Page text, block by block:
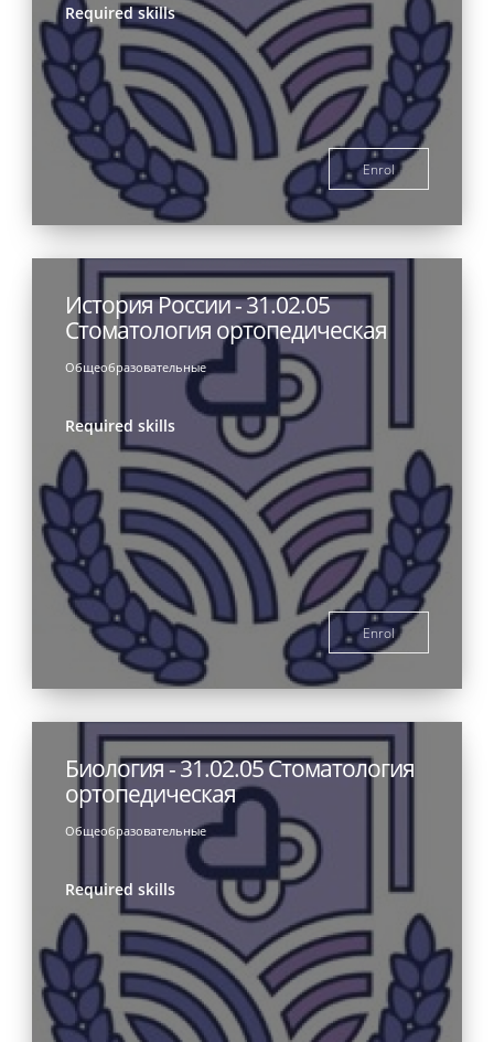
Required skills
Enrol
История России - 31.02.05
Стоматология ортопедическая
Общеобразовательные
Required skills
Enrol
Биология - 31.02.05 Стоматология
ортопедическая
Общеобразовательные
Required skills